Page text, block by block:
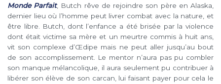
Monde Parfait, Butch rêve de rejoindre son père en Alaska,
dernier lieu où l’homme peut livrer combat avec la nature, et
être libre. Butch, dont l’enfance a été brisée par la violence
dont était victime sa mère et un meurtre commis à huit ans,
vit son complexe d’Œdipe mais ne peut aller jusqu’au bout
de son accomplissement. Le mentor n’aura pas pu combler
son manque mélancolique, il aura seulement pu contribuer à
libérer son élève de son carcan, lui faisant payer pour cela le